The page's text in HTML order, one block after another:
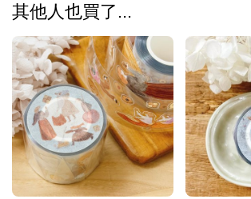
其他人也買了...